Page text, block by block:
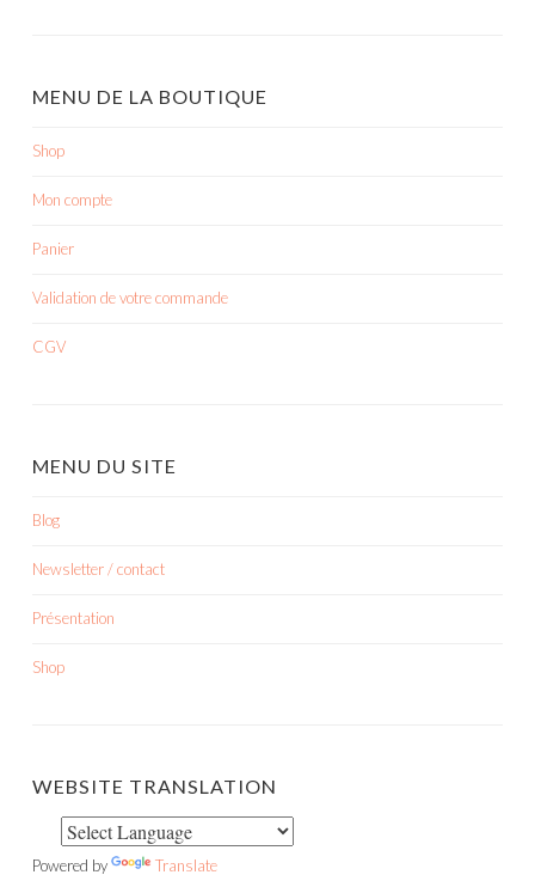
MENU DE LA BOUTIQUE
Shop
Mon compte
Panier
Validation de votre commande
CGV
MENU DU SITE
Blog
Newsletter / contact
Présentation
Shop
WEBSITE TRANSLATION
Powered by Translate